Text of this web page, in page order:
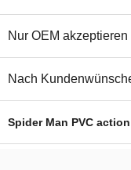
Nur OEM akzeptieren
Nach
Spider Man PVC